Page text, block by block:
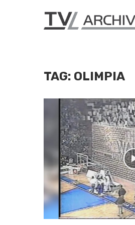
TAG: OLIMPIA